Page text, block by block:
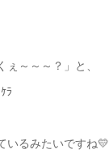
～～～？」と、
ﾗ
いるみたいですね💛